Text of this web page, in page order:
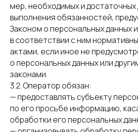
мер, необходимых и
выполнения обязанностей,
Законом о персональных данных
в соответствии с ним
актами, если иное не
о персональных данных или
законами.
3.2. Оператор обязан:
— предоставлять субъекту
по его просьбе информацию,
обработки его персональных